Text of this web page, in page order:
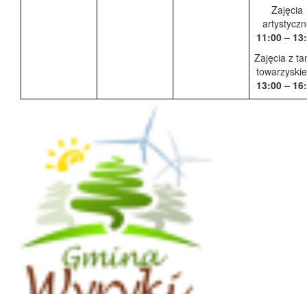
Zajęcia
11:00 –
Zajęcia z
13:00 –